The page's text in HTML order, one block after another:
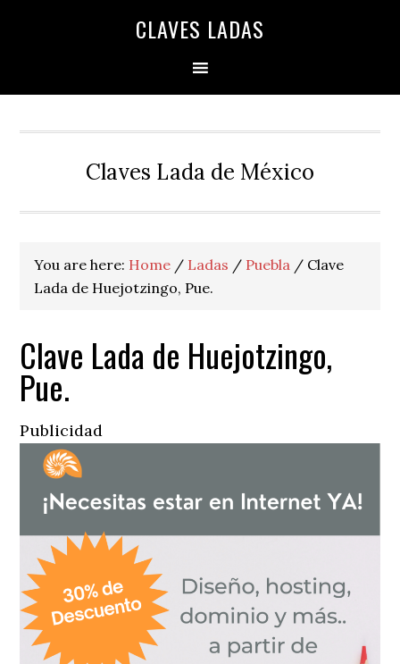
CLAVES LADAS
Claves Lada de México
You are here: Home / Ladas / Puebla / Clave
Lada de Huejotzingo, Pue.
Clave Lada de Huejotzingo,
Pue.
Publicidad